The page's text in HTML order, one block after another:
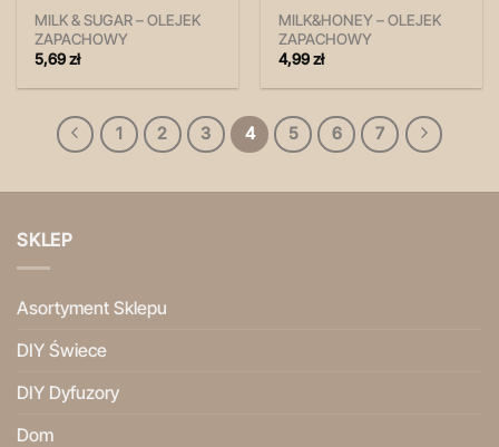
MILK & SUGAR – OLEJEK
ZAPACHOWY
5,69zł
MILK&HONEY – OLEJEK
ZAPACHOWY
4,99zł
1 2 3 4 5 6 7
SKLEP
Asortyment Sklepu
DIY Świece
DIY Dyfuzory
Dom